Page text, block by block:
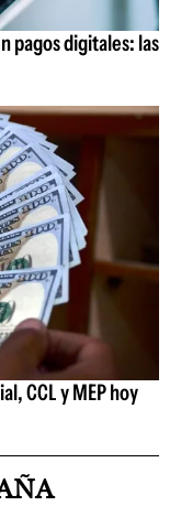
pagos digitales: las
CCL y MEP hoy